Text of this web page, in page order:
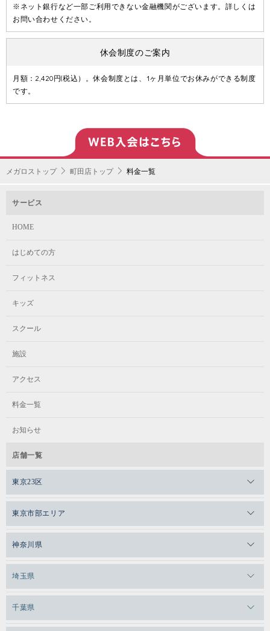
※ネット銀行など一部ご利用できない金融機関がございます。詳しくは
お問い合わせください。
休会制度のご案内
月額：2,420円(税込）。休会制度とは、1ヶ月単位でお休みができる制度
です。
メガロストップ 町田店トップ 料金一覧
サービス
HOME
はじめての方
フィットネス
キッズ
スクール
施設
アクセス
料金一覧
お知らせ
店舗一覧
東京23区
メガロスルフレ恵比寿
メガロス日比谷シャンテ
メガロス白金台
メガロス田端
東京市部エリア
メガロス三鷹
メガロスルフレ三鷹
メガロス武蔵小金井
神奈川県
メガロス上永谷
メガロスルフレ上永谷
埼玉県
メガロスルフレ草加
千葉県